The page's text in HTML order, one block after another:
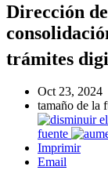
Dirección
trámites
Oct 23, 2024
tamaño de la
fuente
Imprimir
Email